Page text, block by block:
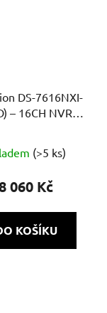
DS-7616NXI-
– 16CH NVR
HDD(>5 ks)
060 Kč
KOŠÍKU